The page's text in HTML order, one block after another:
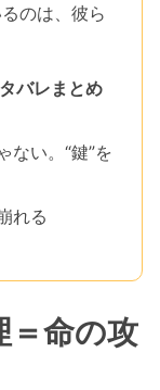
のは、彼ら
バレまとめ
ない。“鍵”を
れる
＝命の攻